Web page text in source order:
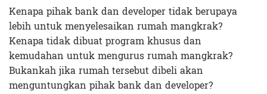
Kenapa pihak bank dan developer tidak berupaya
lebih untuk menyelesaikan rumah mangkrak?
Kenapa tidak dibuat program khusus dan
kemudahan untuk mengurus rumah mangkrak?
Bukankah jika rumah tersebut dibeli akan
menguntungkan pihak bank dan developer?